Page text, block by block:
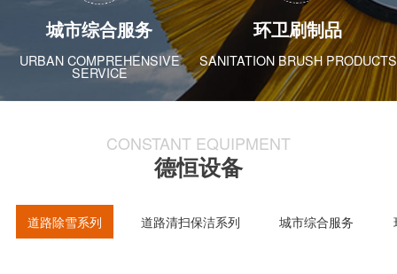
城市综合服务
URBAN COMPREHENSIVE
SERVICE
环卫刷制品
SANITATION BRUSH PRODUCTS
CONSTANT EQUIPMENT
德恒设备
道路除雪系列 道路清扫保洁系列 城市综合服务